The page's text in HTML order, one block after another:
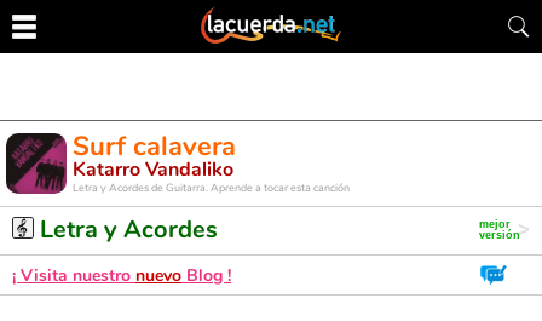
Surf calavera
Katarro Vandaliko
Letra y Acordes de Guitarra. Aprende a tocar esta canción
Letra y Acordes
¡ Visita nuestro nuevo Blog !